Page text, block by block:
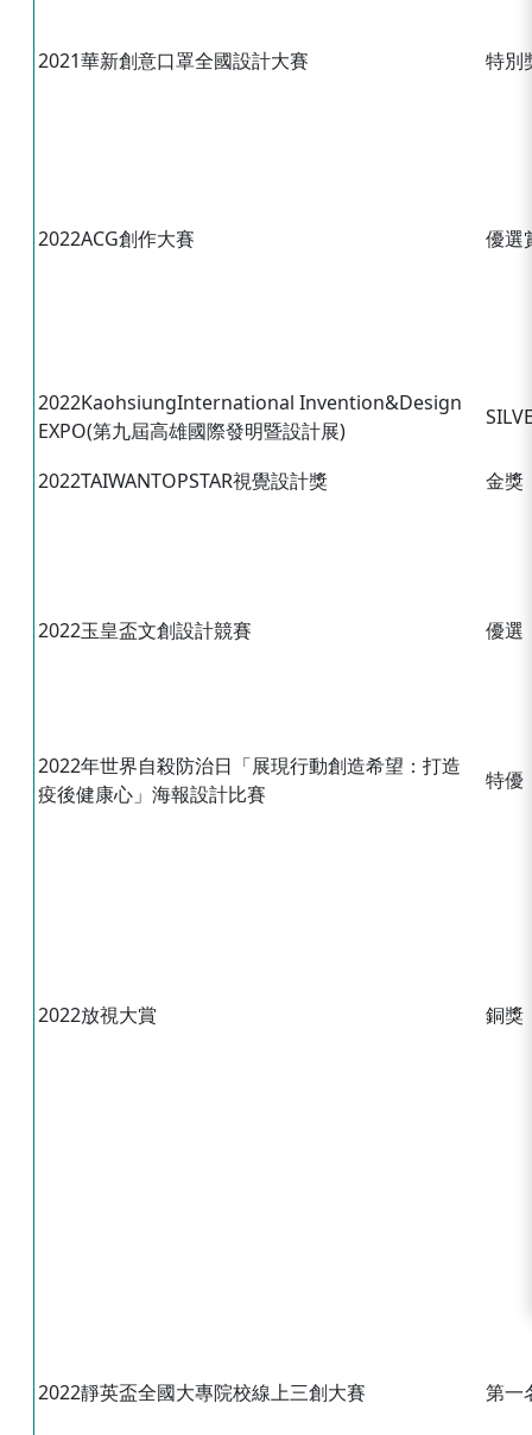
2021華新創意口罩全國設計大賽 特別
2022ACG創作大賽 優選
2022KaohsiungInternational Invention&Design
EXPO(第九屆高雄國際發明暨設計展)
2022TAIWANTOPSTAR視覺設計獎 金獎
2022玉皇盃文創設計競賽 優選
2022年世界自殺防治日「展現行動創造希望：打造
疫後健康心」海報設計比賽
特優
2022放視大賞 銅獎
2022靜英盃全國大專院校線上三創大賽 第一